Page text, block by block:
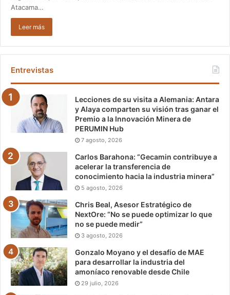
Atacama…
Leer más
Entrevistas
Lecciones de su visita a Alemania: Antara
y Alaya comparten su visión tras ganar el
Premio a la Innovación Minera de
PERUMIN Hub
7 agosto, 2026
Carlos Barahona: “Gecamin contribuye a
acelerar la transferencia de
conocimiento hacia la industria minera”
5 agosto, 2026
Chris Beal, Asesor Estratégico de
NextOre: “No se puede optimizar lo que
no se puede medir”
3 agosto, 2026
Gonzalo Moyano y el desafío de MAE
para desarrollar la industria del
amoníaco renovable desde Chile
29 julio, 2026